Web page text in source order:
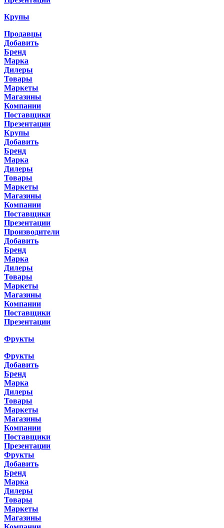
Крупы
Продавцы
Добавить
Бренд
Марка
Дилеры
Товары
Маркеты
Магазины
Компании
Поставщики
Презентации
Крупы
Добавить
Бренд
Марка
Дилеры
Товары
Маркеты
Магазины
Компании
Поставщики
Презентации
Производители
Добавить
Бренд
Марка
Дилеры
Товары
Маркеты
Магазины
Компании
Поставщики
Презентации
Фрукты
Фрукты
Добавить
Бренд
Марка
Дилеры
Товары
Маркеты
Магазины
Компании
Поставщики
Презентации
Фрукты
Добавить
Бренд
Марка
Дилеры
Товары
Маркеты
Магазины